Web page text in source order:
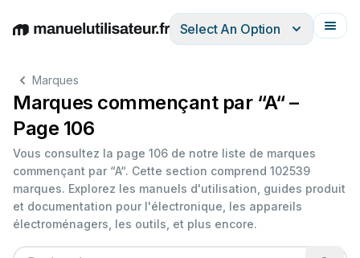
EnglishDeutschEspañolItalianoFrançais
Select An Option
Marques
Marques commençant par “A“ –
Page 106
Vous consultez la page 106 de notre liste de marques
commençant par “A“. Cette section comprend 102539
marques. Explorez les manuels d'utilisation, guides produit
et documentation pour l'électronique, les appareils
électroménagers, les outils, et plus encore.